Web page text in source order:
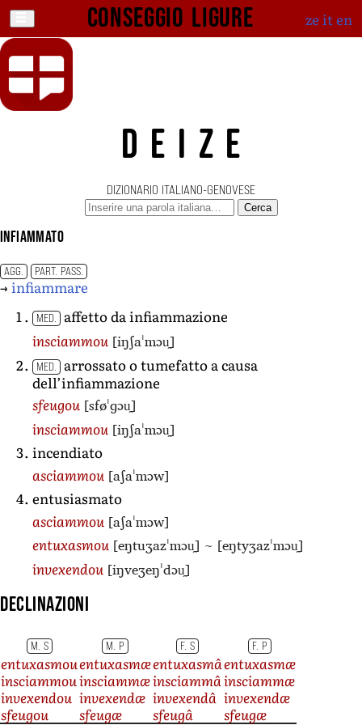
Conseggio ligure ze iten
DEIZE
DIZIONARIO ITALIANO-GENOVESE
Cerca
infiammato
AGG. PART. PASS.
→ infiammare
MED.
affetto da infiammazione
insciammou [iŋʃaˈmɔu̯]
MED.
arrossato o tumefatto a causa
dell’infiammazione
sfeugou [sføˈɡɔu̯]
insciammou [iŋʃaˈmɔu̯]
incendiato
asciammou [aʃaˈmɔw]
entusiasmato
asciammou [aʃaˈmɔw]
entuxasmou [eŋtuʒazˈmɔu̯] ~ [eŋtyʒazˈmɔu̯]
invexendou [iŋveʒeŋˈdɔu̯]
Declinazioni
M. S M. P F. S F. P
entuxasmouentuxasmæentuxasmâentuxasmæ
insciammouinsciammæinsciammâinsciammæ
invexendou invexendæ invexendâ invexendæ
sfeugou
sfeugæ sfeugâ sfeugæ